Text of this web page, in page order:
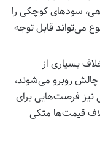
سودهای کوچکی را
می‌تواند قابل توجه
بسیاری از
چالش روبرو می‌شوند،
نیز فرصت‌هایی برای
قیمت‌ها متکی